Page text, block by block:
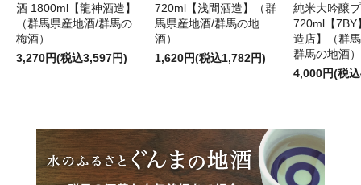
酒 1800ml【龍神酒造】
（群馬県産地酒/群馬の
梅酒）
3,270円(税込3,597円)
720ml【浅間酒造】（群
馬県産地酒/群馬の地
酒）
1,620円(税込1,782円)
純米大吟醸
720ml【7BY
造店】（群
群馬の地酒）
4,000円(税